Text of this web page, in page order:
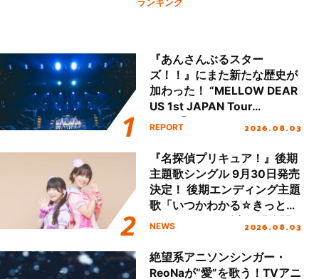
『あんさんぶるスター
ズ！！』にまた新たな歴史が
加わった！ “MELLOW DEAR
US 1st JAPAN Tour
Final「NICE to meet YOU
ート!!
REPORT 2026.08.03
『名探偵プリキュア！』後期
主題歌シングル 9月30日発売
決定！ 後期エンディング主題
歌「いつかわかる☆きっとあ
える」TVサイズ先行配信開
NEWS 2026.08.03
絶望系アニソンシンガー・
ReoNaが“愛”を歌う！TVアニ